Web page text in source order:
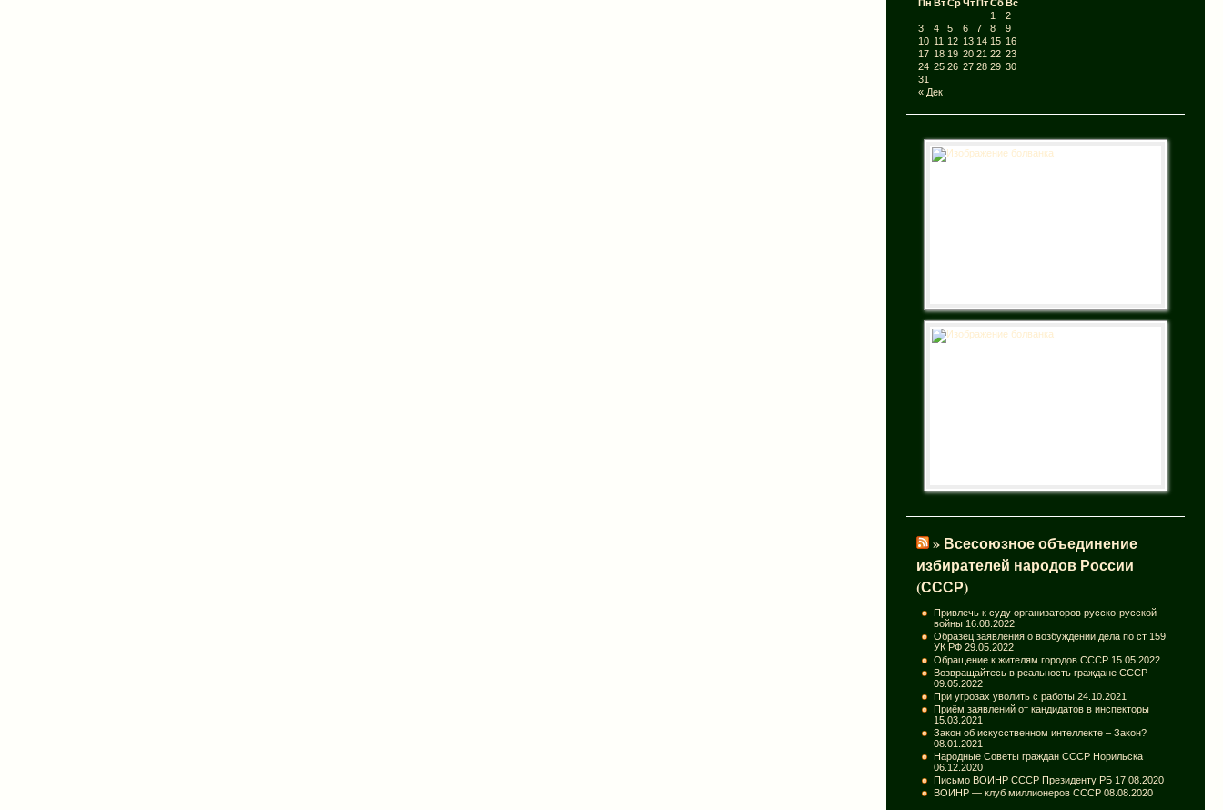
Пн ВтСрЧтПтСбВс
« Дек
1
2
3
4 5 6 7 8
9
10 11 12 13 14 15 16
17 18 19 20 21 22 23
24 25 26 27 28 29 30
31
» Всесоюзное объединение
избирателей народов России
(СССР)
Привлечь к суду организаторов русско-русской
войны 16.08.2022
Образец заявления о возбуждении дела по ст 159
УК РФ 29.05.2022
Обращение к жителям городов СССР 15.05.2022
Возвращайтесь в реальность граждане СССР
09.05.2022
При угрозах уволить с работы 24.10.2021
Приём заявлений от кандидатов в инспекторы
15.03.2021
Закон об искусственном интеллекте – Закон?
08.01.2021
Народные Советы граждан СССР Норильска
06.12.2020
Письмо ВОИНР СССР Президенту РБ 17.08.2020
ВОИНР — клуб миллионеров СССР 08.08.2020